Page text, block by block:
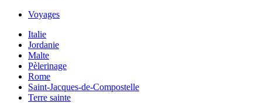
Voyages
Italie
Jordanie
Malte
Pèlerinage
Rome
Saint-Jacques-de-Compostelle
Terre sainte